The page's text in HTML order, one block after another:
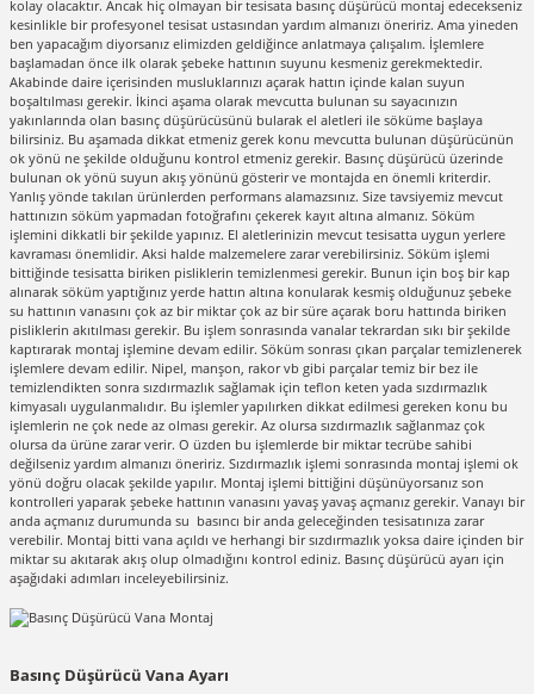
kolay olacaktır. Ancak hiç olmayan bir tesisata basınç düşürücü montaj edecekseniz
kesinlikle bir profesyonel tesisat ustasından yardım almanızı öneririz. Ama yineden
ben yapacağım diyorsanız elimizden geldiğince anlatmaya çalışalım. İşlemlere
başlamadan önce ilk olarak şebeke hattının suyunu kesmeniz gerekmektedir.
Akabinde daire içerisinden musluklarınızı açarak hattın içinde kalan suyun
boşaltılması gerekir. İkinci aşama olarak mevcutta bulunan su sayacınızın
yakınlarında olan basınç düşürücüsünü bularak el aletleri ile söküme başlaya
bilirsiniz. Bu aşamada dikkat etmeniz gerek konu mevcutta bulunan düşürücünün
ok yönü ne şekilde olduğunu kontrol etmeniz gerekir. Basınç düşürücü üzerinde
bulunan ok yönü suyun akış yönünü gösterir ve montajda en önemli kriterdir.
Yanlış yönde takılan ürünlerden performans alamazsınız. Size tavsiyemiz mevcut
hattınızın söküm yapmadan fotoğrafını çekerek kayıt altına almanız. Söküm
işlemini dikkatli bir şekilde yapınız. El aletlerinizin mevcut tesisatta uygun yerlere
kavraması önemlidir. Aksi halde malzemelere zarar verebilirsiniz. Söküm işlemi
bittiğinde tesisatta biriken pisliklerin temizlenmesi gerekir. Bunun için boş bir kap
alınarak söküm yaptığınız yerde hattın altına konularak kesmiş olduğunuz şebeke
su hattının vanasını çok az bir miktar çok az bir süre açarak boru hattında biriken
pisliklerin akıtılması gerekir. Bu işlem sonrasında vanalar tekrardan sıkı bir şekilde
kaptırarak montaj işlemine devam edilir. Söküm sonrası çıkan parçalar temizlenerek
işlemlere devam edilir. Nipel, manşon, rakor vb gibi parçalar temiz bir bez ile
temizlendikten sonra sızdırmazlık sağlamak için teflon keten yada sızdırmazlık
kimyasalı uygulanmalıdır. Bu işlemler yapılırken dikkat edilmesi gereken konu bu
işlemlerin ne çok nede az olması gerekir. Az olursa sızdırmazlık sağlanmaz çok
olursa da ürüne zarar verir. O üzden bu işlemlerde bir miktar tecrübe sahibi
değilseniz yardım almanızı öneririz. Sızdırmazlık işlemi sonrasında montaj işlemi ok
yönü doğru olacak şekilde yapılır. Montaj işlemi bittiğini düşünüyorsanız son
kontrolleri yaparak şebeke hattının vanasını yavaş yavaş açmanız gerekir. Vanayı bir
anda açmanız durumunda su basıncı bir anda geleceğinden tesisatınıza zarar
verebilir. Montaj bitti vana açıldı ve herhangi bir sızdırmazlık yoksa daire içinden bir
miktar su akıtarak akış olup olmadığını kontrol ediniz. Basınç düşürücü ayarı için
aşağıdaki adımları inceleyebilirsiniz.
Basınç Düşürücü Vana Ayarı